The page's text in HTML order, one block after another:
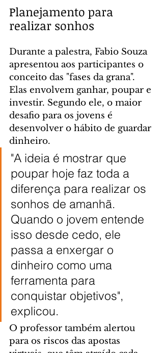
Planejamento para
realizar sonhos
Durante a palestra, Fabio Souza
apresentou aos participantes o
conceito das "fases da grana".
Elas envolvem ganhar, poupar e
investir. Segundo ele, o maior
desafio para os jovens é
desenvolver o hábito de guardar
dinheiro.
"A ideia é mostrar que
poupar hoje faz toda a
diferença para realizar os
sonhos de amanhã.
Quando o jovem entende
isso desde cedo, ele
passa a enxergar o
dinheiro como uma
ferramenta para
conquistar objetivos",
explicou.
O professor também alertou
para os riscos das apostas